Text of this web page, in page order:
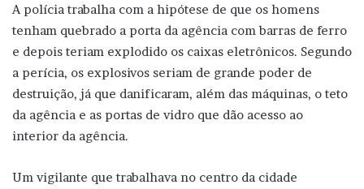
A polícia trabalha com a hipótese de que os homens
tenham quebrado a porta da agência com barras de ferro
e depois teriam explodido os caixas eletrônicos. Segundo
a perícia, os explosivos seriam de grande poder de
destruição, já que danificaram, além das máquinas, o teto
da agência e as portas de vidro que dão acesso ao
interior da agência.
Um vigilante que trabalhava no centro da cidade